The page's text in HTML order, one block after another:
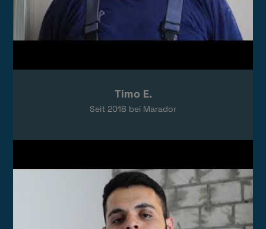
Das Video wird von YouTube eingebettet.
Datenschutzerklärungenvon Google.
Timo E.
Seit 2018 bei Marador